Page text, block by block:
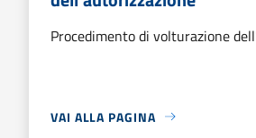
Procedimento di volturazione
VAI ALLA PAGINA